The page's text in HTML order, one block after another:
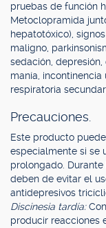
pruebas de función
Metoclopramida
hepatotóxico),
maligno,
sedación,
manía, incontinencia
respiratoria
Precauciones.
Este producto
especialmente si se
prolongado.
deben de evitar el
antidepresivos
Discinesia tardía:
producir reacciones